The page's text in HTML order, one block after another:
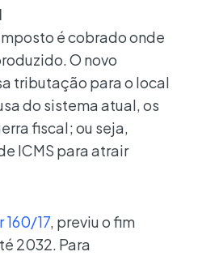
é cobrado onde
O novo
tributação para o local
do sistema atual, os
fiscal; ou seja,
ICMS para atrair
17, previu o fim
2032. Para